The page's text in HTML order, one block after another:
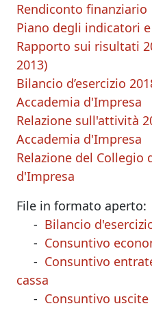
Rendiconto finanziario
Piano degli indicatori
Rapporto sui risultati
2013)
Bilancio d’esercizio
Accademia d'Impresa
Relazione sull'attività
Accademia d'Impresa
Relazione del Collegio
d'Impresa
File in formato aperto:
- Bilancio
- Consuntivo
- Consuntivo
cassa
- Consuntivo